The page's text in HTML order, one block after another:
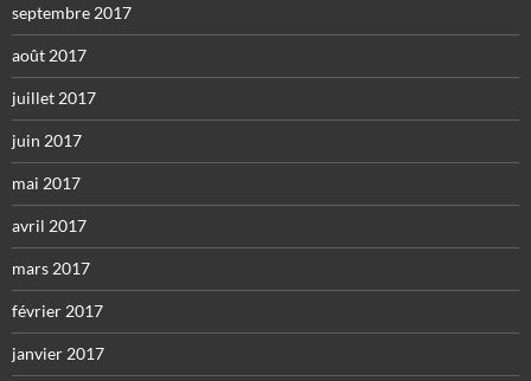
septembre 2017
août 2017
juillet 2017
juin 2017
mai 2017
avril 2017
mars 2017
février 2017
janvier 2017